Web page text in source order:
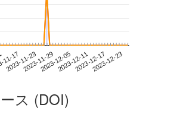
17
2023-11-232023-11-292023-12-052023-12-112023-12-172023-12-23
ス (DOI)